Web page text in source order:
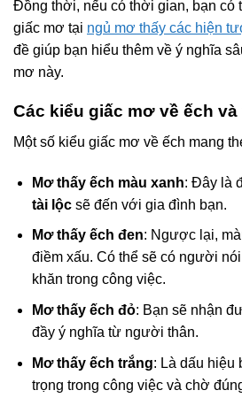
Đồng thời, nếu có thời gian, bạn có
giấc mơ tại ngủ mơ thấy các hiện
đề giúp bạn hiểu thêm về ý nghĩa
mơ này.
Các kiểu giấc mơ về ếch
Một số kiểu giấc mơ về ếch mang
Mơ thấy ếch màu xanh: Đây là
tài lộcsẽ đến với gia đình bạn.
Mơ thấy ếch đen: Ngược lại,
điềm xấu. Có thể sẽ có người
khăn trong công việc.
Mơ thấy ếch đỏ: Bạn sẽ nhận
đầy ý nghĩa từ người thân.
Mơ thấy ếch trắng: Là dấu hiệu
trọng trong công việc và chờ